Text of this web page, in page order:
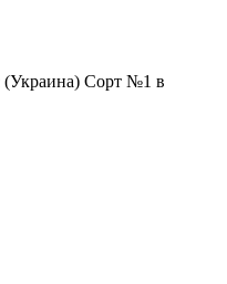
(Украина) Сорт №1 в